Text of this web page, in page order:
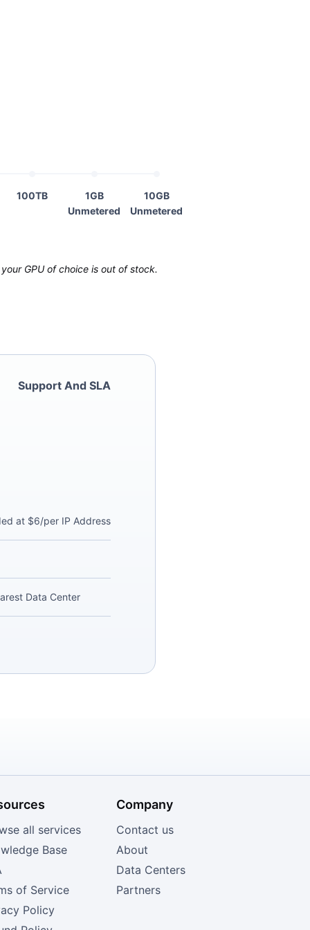
100TB
1GB
Unmetered
10GB
Unmetered
GPU of choice is out of stock.
Support And SLA
at $6/per IP Address
Data Center
all services
Base
of Service
Policy
Company
Contact us
About
Data Centers
Partners